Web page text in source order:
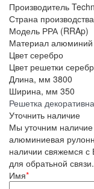
Производитель
Страна производства
Модель РРА (RRAp)
Материал алюминий
Цвет серебро
Цвет решетки
Длина, мм 3800
Ширина, мм 350
Решетка
Уточнить наличие
Мы уточним
алюминиевая
наличии свяжемся
для обратьной связи.
Имя*